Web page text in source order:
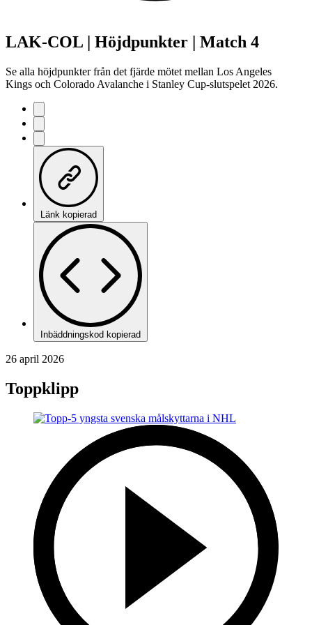
LAK-COL | Höjdpunkter | Match 4
Se alla höjdpunkter från det fjärde mötet mellan Los Angeles
Kings och Colorado Avalanche i Stanley Cup-slutspelet 2026.
Länk kopierad
Inbäddningskod kopierad
26 april 2026
Toppklipp